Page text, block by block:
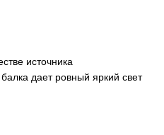
источника
дает ровный яркий свет